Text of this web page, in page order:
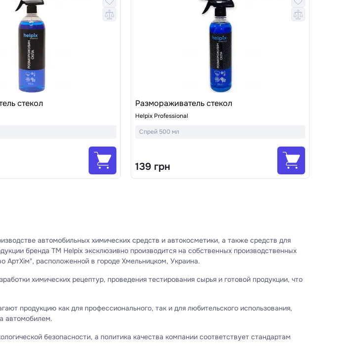
стекол Размораживатель стекол
Helpix Professional
Спрей 500 мл
139 грн
автомобильных химических средств и автокосметики, а также средств для
бренда TM Helpix эксклюзивно производится на собственных производственных
АртХім", расположенной в городе Хмельницком, Украина.
химических рецептур, проведения тестирования сырья и готовой продукции, что
продукцию как для профессионального, так и для любительского использования,
автомобилем.
безопасности, а политика качества компании соответствует стандартам